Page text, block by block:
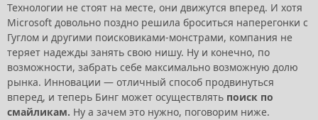
Технологии не стоят на месте, они движутся вперед. И хотя
Microsoft довольно поздно решила броситься наперегонки с
Гуглом и другими поисковиками-монстрами, компания не
теряет надежды занять свою нишу. Ну и конечно, по
возможности, забрать себе максимально возможную долю
рынка. Инновации — отличный способ продвинуться
вперед, и теперь Бинг может осуществлять поиск по
смайликам. Ну а зачем это нужно, поговорим ниже.